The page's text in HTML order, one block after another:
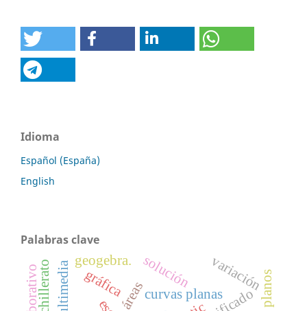
Idioma
Español (España)
English
Palabras clave
áreascurvas planas
bachillerato solución
gráfica variación
geogebra.